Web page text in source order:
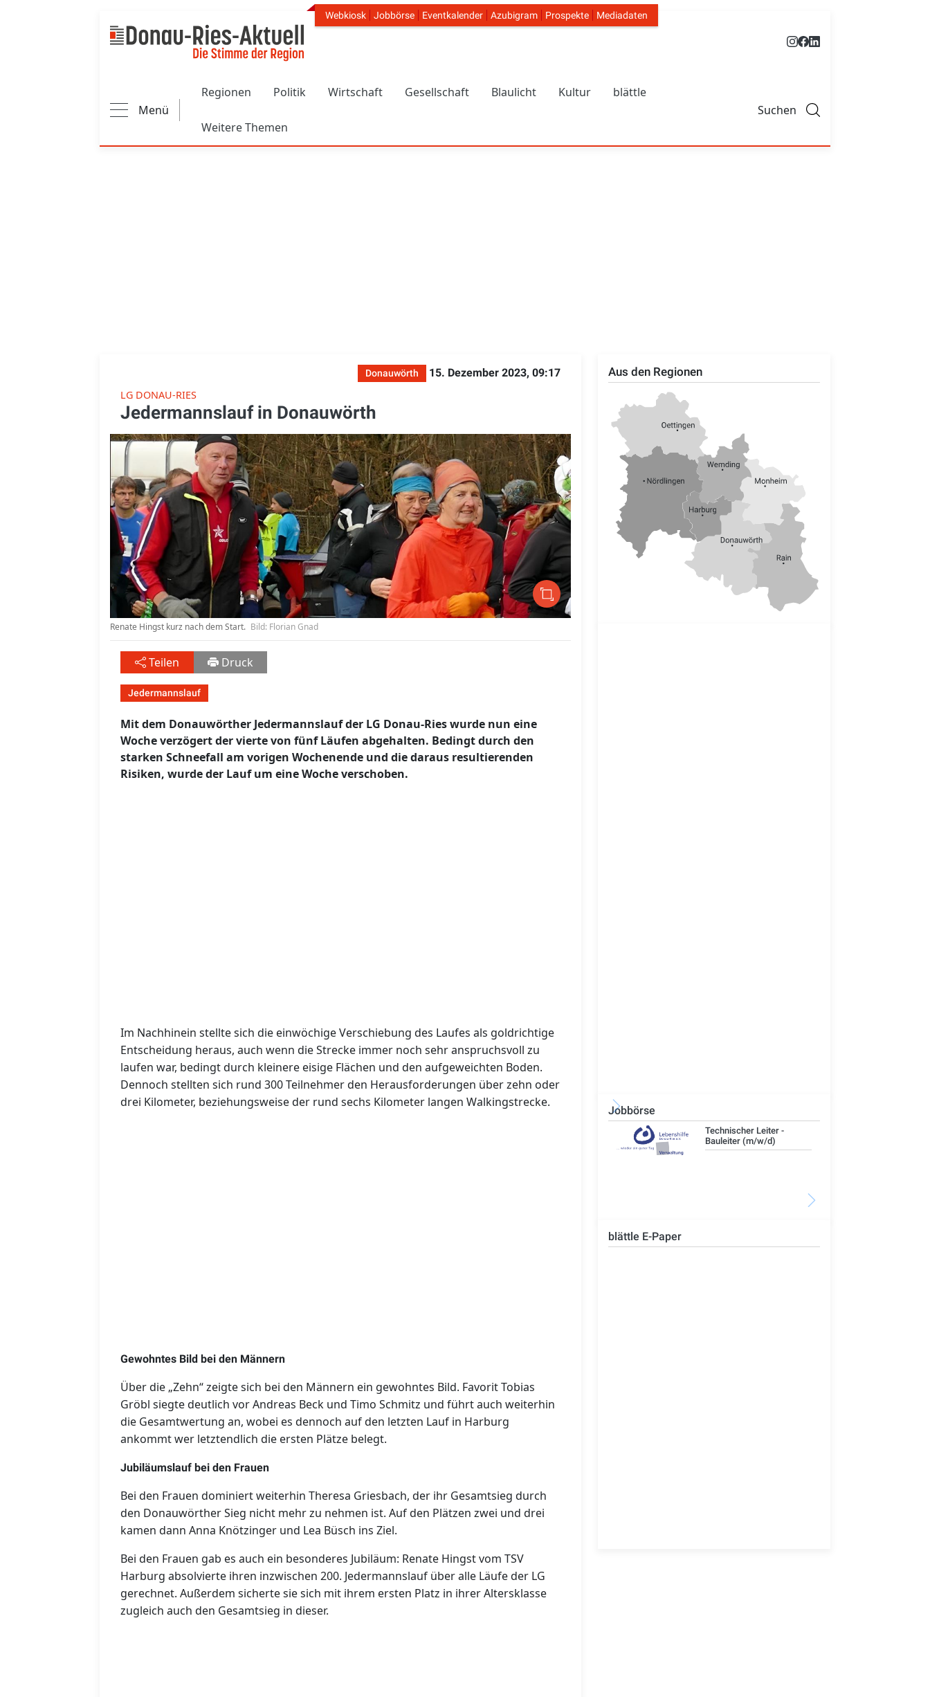
Header Navigation
Webkiosk Jobbörse Eventkalender Azubigram Prospekte Mediadaten
Menü
Regionen Politik Wirtschaft Gesellschaft Blaulicht Kultur blättle
Weitere Themen
Suchen
Donauwörth
15. Dezember 2023, 09:17
LG DONAU-RIES
Jedermannslauf in Donauwörth
Renate Hingst kurz nach dem Start. Bild: Florian Gnad
Teilen Druck
Jedermannslauf
Mit dem Donauwörther Jedermannslauf der LG Donau-Ries wurde nun eine
Woche verzögert der vierte von fünf Läufen abgehalten. Bedingt durch den
starken Schneefall am vorigen Wochenende und die daraus resultierenden
Risiken, wurde der Lauf um eine Woche verschoben.
Im Nachhinein stellte sich die einwöchige Verschiebung des Laufes als goldrichtige
Entscheidung heraus, auch wenn die Strecke immer noch sehr anspruchsvoll zu
laufen war, bedingt durch kleinere eisige Flächen und den aufgeweichten Boden.
Dennoch stellten sich rund 300 Teilnehmer den Herausforderungen über zehn oder
drei Kilometer, beziehungsweise der rund sechs Kilometer langen Walkingstrecke.
Gewohntes Bild bei den Männern
Über die „Zehn“ zeigte sich bei den Männern ein gewohntes Bild. Favorit Tobias
Gröbl siegte deutlich vor Andreas Beck und Timo Schmitz und führt auch weiterhin
die Gesamtwertung an, wobei es dennoch auf den letzten Lauf in Harburg
ankommt wer letztendlich die ersten Plätze belegt.
Jubiläumslauf bei den Frauen
Bei den Frauen dominiert weiterhin Theresa Griesbach, der ihr Gesamtsieg durch
den Donauwörther Sieg nicht mehr zu nehmen ist. Auf den Plätzen zwei und drei
kamen dann Anna Knötzinger und Lea Büsch ins Ziel.
Bei den Frauen gab es auch ein besonderes Jubiläum: Renate Hingst vom TSV
Harburg absolvierte ihren inzwischen 200. Jedermannslauf über alle Läufe der LG
gerechnet. Außerdem sicherte sie sich mit ihrem ersten Platz in ihrer Altersklasse
zugleich auch den Gesamtsieg in dieser.
Aus den Regionen
Jobbörse
Technischer Leiter -
Bauleiter (m/w/d)
blättle E-Paper